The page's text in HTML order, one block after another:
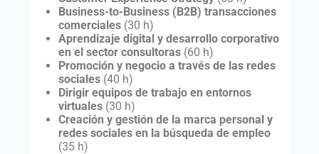
Business-to-Business (B2B) transacciones
comerciales(30 h)
Aprendizaje digital y desarrollo corporativo
en el sector consultoras(60 h)
Promoción y negocio a través de las redes
sociales(40 h)
Dirigir equipos de trabajo en entornos
virtuales(30 h)
Creación y gestión de la marca personal y
redes sociales en la búsqueda de empleo
(35 h)